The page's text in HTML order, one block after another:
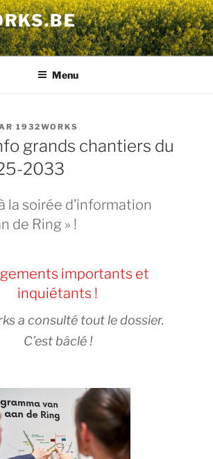
Menu
1932WORKS
grands chantiers du
2033
la soirée d’information
de Ring » !
importants et
inquiétants !
a consulté tout le dossier.
C’est bâclé !